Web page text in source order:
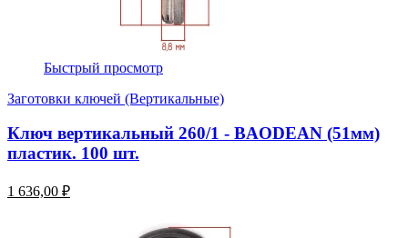
Быстрый просмотр
Заготовки ключей (Вертикальные)
Ключ вертикальный 260/1 - BAODEAN (51мм)
пластик. 100 шт.
1 636,00 ₽